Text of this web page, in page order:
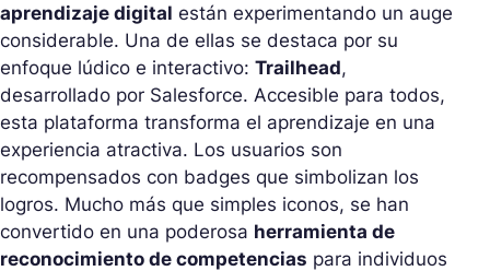
aprendizaje digital están experimentando un auge
considerable. Una de ellas se destaca por su
enfoque lúdico e interactivo: Trailhead,
desarrollado por Salesforce. Accesible para todos,
esta plataforma transforma el aprendizaje en una
experiencia atractiva. Los usuarios son
recompensados con badges que simbolizan los
logros. Mucho más que simples iconos, se han
convertido en una poderosa herramienta de
reconocimiento de competencias para individuos